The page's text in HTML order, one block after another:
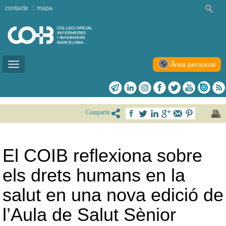
Toggle
contacte mapa
Àrea personal
Compartir
El COIB reflexiona sobre
els drets humans en la
salut en una nova edició de
l’Aula de Salut Sènior